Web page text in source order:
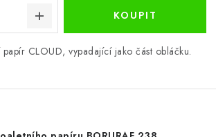
CLOUD, vypadající jako část obláčku.